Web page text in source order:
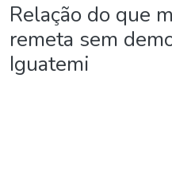
Relação do que
remeta sem
Iguatemi